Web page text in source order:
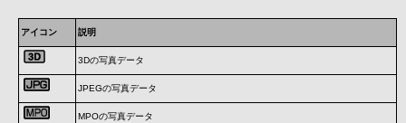
アイコン 説明
3Dの写真データ
JPEGの写真データ
MPOの写真データ